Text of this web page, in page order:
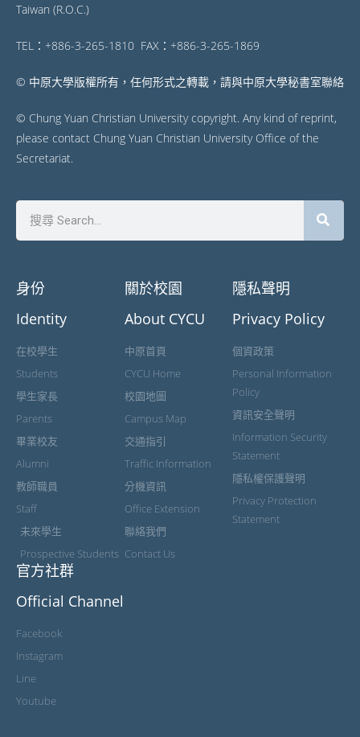
Taiwan (R.O.C.)
TEL：+886-3-265-1810 FAX：+886-3-265-1869
© 中原大學版權所有，任何形式之轉載，請與中原大學秘書室聯絡
© Chung Yuan Christian University copyright. Any kind of reprint,
please contact Chung Yuan Christian University Office of the
Secretariat.
身份
Identity
在校學生
Students
學生家長
Parents
畢業校友
Alumni
教師職員
Staff
未來學生
Prospective Students
關於校園
About CYCU
中原首頁
CYCU Home
校園地圖
Campus Map
交通指引
Traffic Information
分機資訊
Office Extension
聯絡我們
Contact Us
隱私聲明
Privacy Policy
個資政策
Personal Information
Policy
資訊安全聲明
Information Security
Statement
隱私權保護聲明
Privacy Protection
Statement
官方社群
Official Channel
Facebook
Instagram
Line
Youtube